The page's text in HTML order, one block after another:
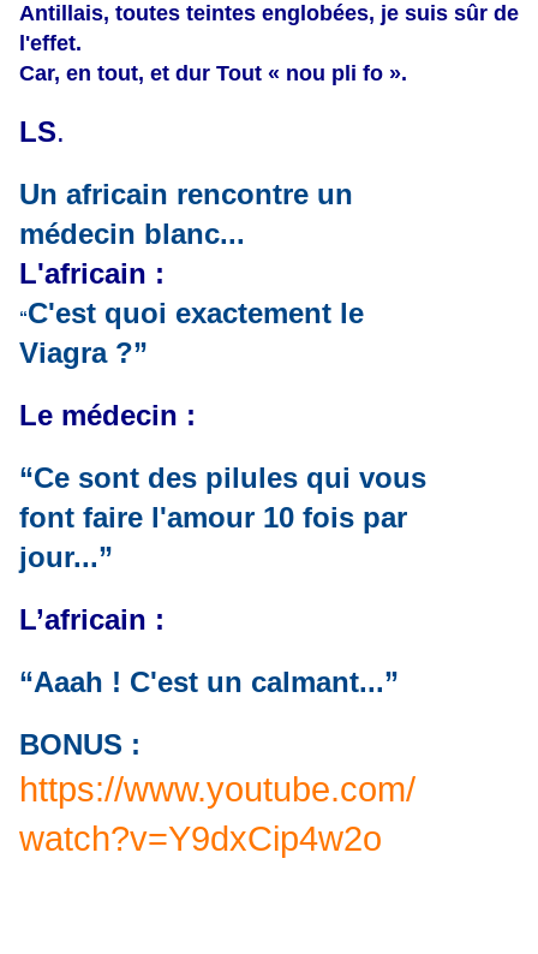
Antillais, toutes teintes englobées, je suis sûr de
l'effet.
Car, en tout, et dur Tout « nou pli fo ».
LS.
Un africain rencontre un
médecin blanc...
L'africain :
“C'est quoi exactement le
Viagra ?”
Le médecin :
“Ce sont des pilules qui vous
font faire l'amour 10 fois par
jour...”
L’africain :
“Aaah ! C'est un calmant...”
BONUS :
https://www.youtube.com/
watch?v=Y9dxCip4w2o